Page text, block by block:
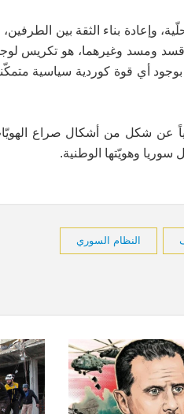
وإعادة بناء الثقة بين
قسد ومسد وغيرهما، هو تكريس
بوجود أي قوة كوردية سياسية
عن شكل من أشكال صراع
وهويّتها الوطنية.
النظام السوري